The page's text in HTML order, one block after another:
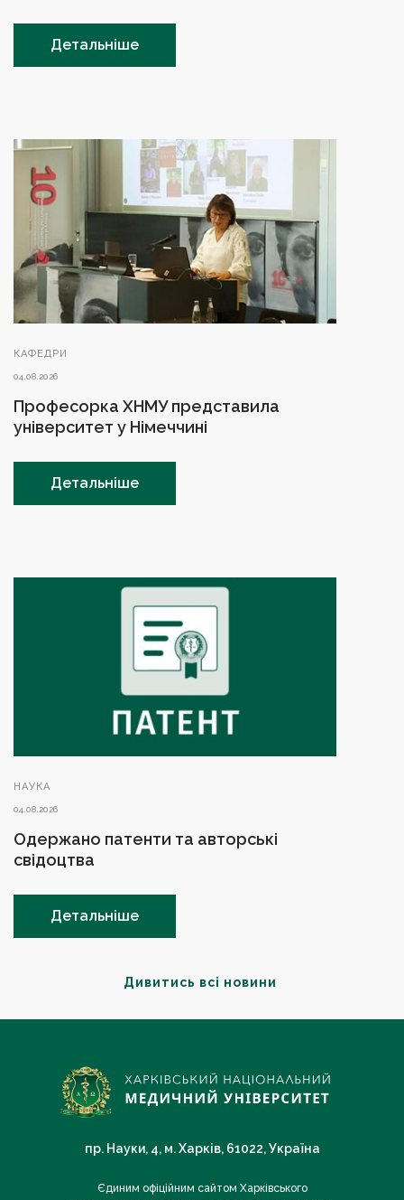
Дивитись всі новини
Детальніше
КАФЕДРИ
04.08.2026
Професорка ХНМУ представила
університет у Німеччині
Детальніше
НАУКА
04.08.2026
Одержано патенти та авторські
свідоцтва
Детальніше
пр. Науки, 4, м. Харків, 61022, Україна
Єдиним офіційним сайтом Харківського